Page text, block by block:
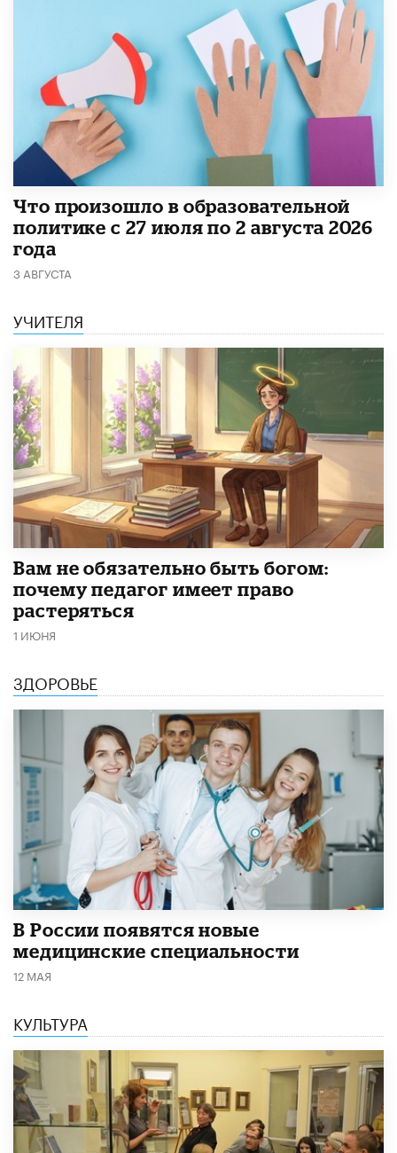
​Что произошло в образовательной
политике с 27 июля по 2 августа 2026
года
3 АВГУСТА
УЧИТЕЛЯ
​Вам не обязательно быть богом:
почему педагог имеет право
растеряться
1 ИЮНЯ
ЗДОРОВЬЕ
В России появятся новые
медицинские специальности
12 МАЯ
КУЛЬТУРА